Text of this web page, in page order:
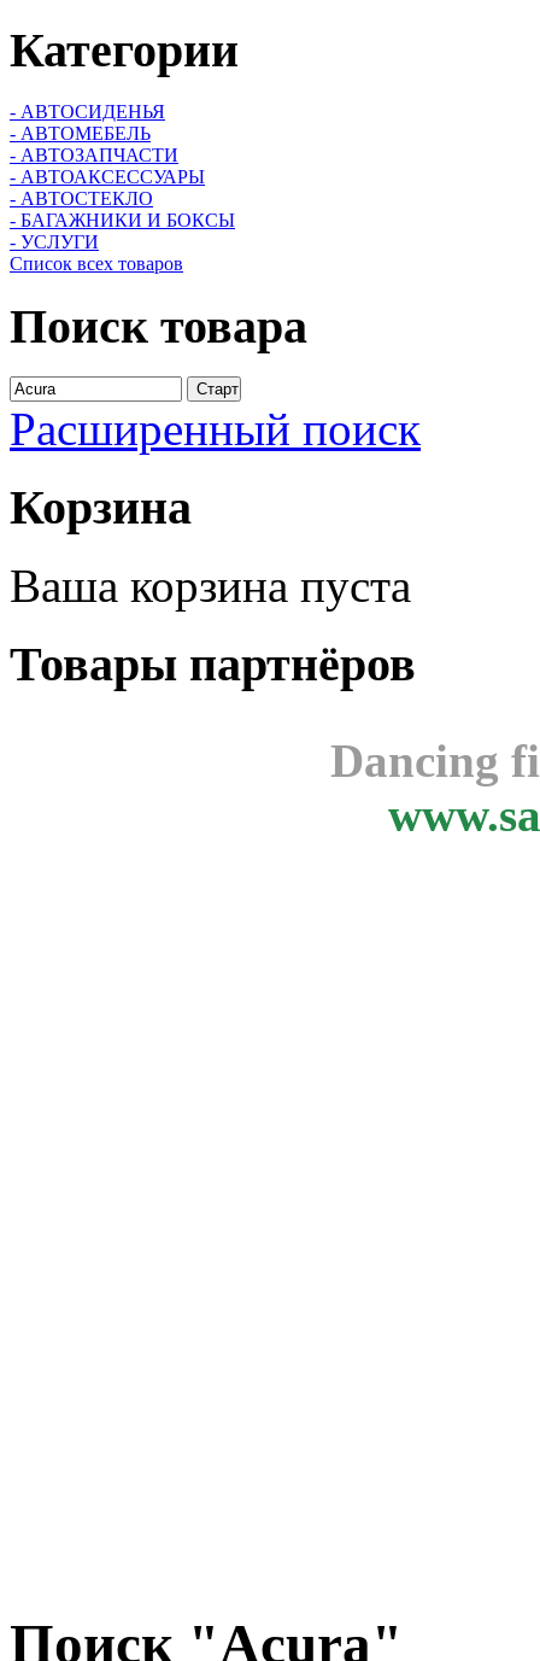
Категории
- АВТОСИДЕНЬЯ
- АВТОМЕБЕЛЬ
- АВТОЗАПЧАСТИ
- АВТОАКСЕССУАРЫ
- АВТОСТЕКЛО
- БАГАЖНИКИ И БОКСЫ
- УСЛУГИ
Список всех товаров
Поиск товара
Расширенный поиск
Корзина
Ваша корзина пуста
Товары партнёров
Dancing
Поиск "Acura"